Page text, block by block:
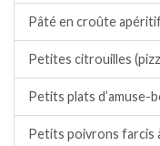
Pâté en croûte
Petites citrouilles
Petits plats d’amuse-
Petits poivrons farcis